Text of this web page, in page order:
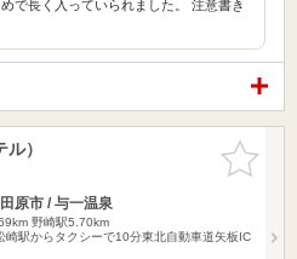
で長く入っていられました。 注意書き
お気に入
りに追加
）
原市 / 与一温泉
野崎駅5.70km
崎駅からタクシーで10分東北自動車道矢板IC